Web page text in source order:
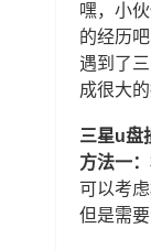
嘿，小
的经历
遇到了
成很大的
三星u盘
方法一
可以考
但是需